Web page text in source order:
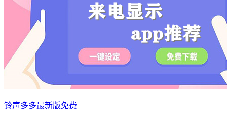
铃声多多最新版免费